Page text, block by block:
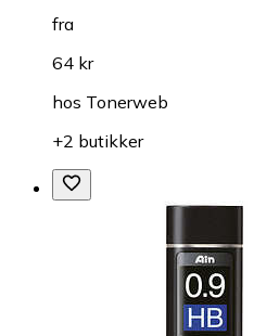
fra
64 kr
hos Tonerweb
+2 butikker